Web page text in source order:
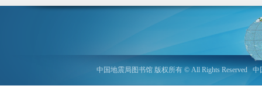
中国地震局图书馆 版权所有 © All Rights Reserved 中